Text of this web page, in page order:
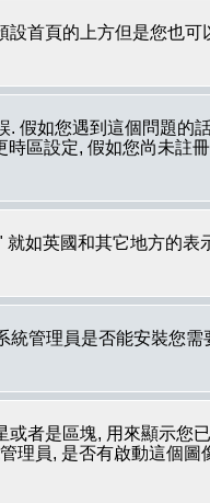
設首頁的上方但是您也
假如您遇到這個問題的
區設定, 假如您尚未註
如英國和其它地方的
管理員是否能安裝您
者是區塊, 用來顯示您
員, 是否有啟動這個